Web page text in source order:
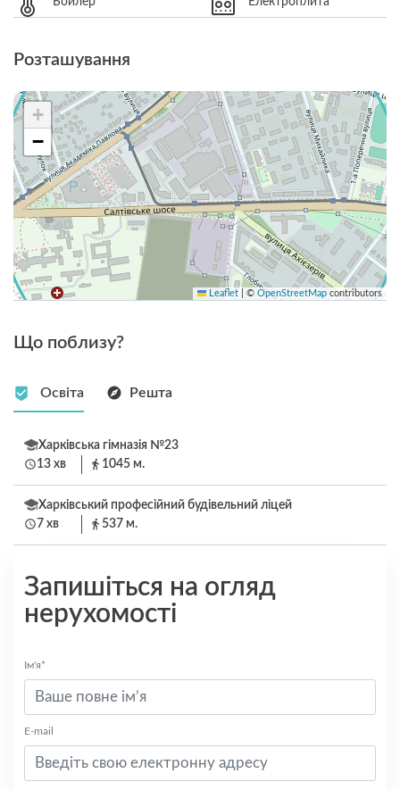
Розташування
+
−
Leaflet © OpenStreetMap contributors
Що поблизу?
Освіта Решта
Харківська гімназія №23
13 хв
1045 м.
Харківський професійний будівельний ліцей
7 хв
537 м.
Запишіться на огляд
нерухомості
Ім'я*
E-mail